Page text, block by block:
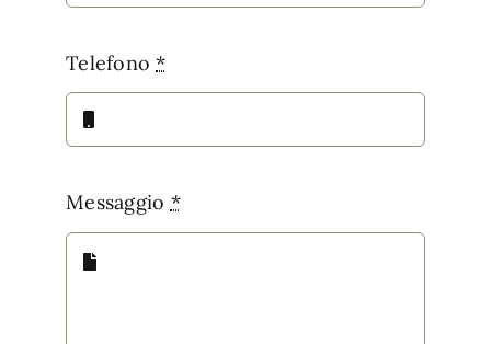
Telefono*
Messaggio *